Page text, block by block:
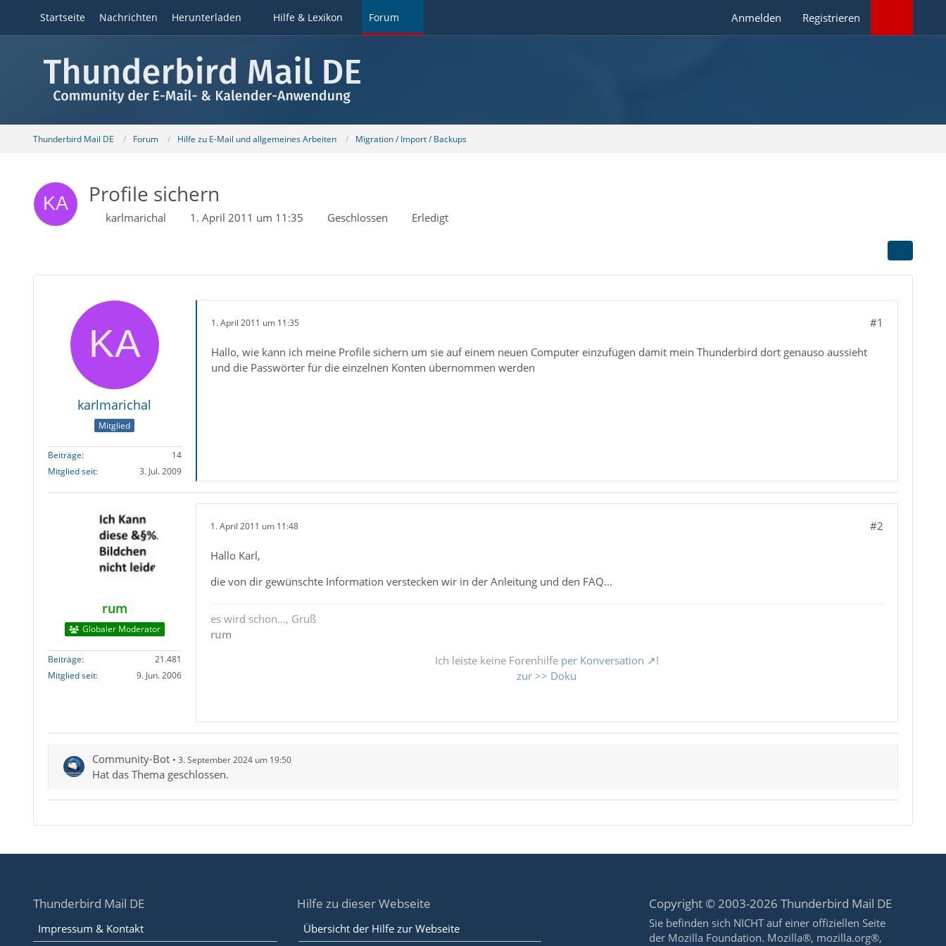
Startseite Nachrichten Herunterladen Hilfe & Lexikon Forum Anmelden Registrieren
Thunderbird Mail DE Forum Hilfe zu E-Mail und allgemeines Arbeiten Migration / Import / Backups
Profile sichern
karlmarichal 1. April 2011 um 11:35 Geschlossen Erledigt
karlmarichal
Mitglied
Beiträge
14
Mitglied seit
3. Jul. 2009
1. April 2011 um 11:35 #1
Hallo, wie kann ich meine Profile sichern um sie auf einem neuen Computer einzufügen damit mein Thunderbird dort genauso aussieht
und die Passwörter für die einzelnen Konten übernommen werden
rum
Globaler Moderator
Beiträge
21.481
Mitglied seit
9. Jun. 2006
1. April 2011 um 11:48 #2
Hallo Karl,
die von dir gewünschte Information verstecken wir in der Anleitung und den FAQ...
es wird schon..., Gruß
rum
Ich leiste keine Forenhilfe per Konversation
!
zur >> Doku
Community-Bot 3. September 2024 um 19:50
Hat das Thema geschlossen.
Thunderbird Mail DE
Impressum & Kontakt
Hilfe zu dieser Webseite
Übersicht der Hilfe zur Webseite
Copyright © 2003-2026 Thunderbird Mail DE
Sie befinden sich NICHT auf einer offiziellen Seite
der Mozilla Foundation. Mozilla®, mozilla.org®,